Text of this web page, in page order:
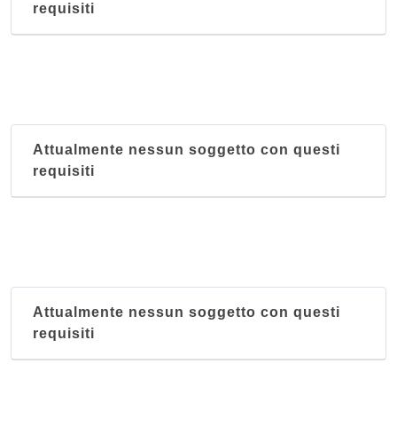
requisiti
Attualmente nessun soggetto con questi
requisiti
Attualmente nessun soggetto con questi
requisiti